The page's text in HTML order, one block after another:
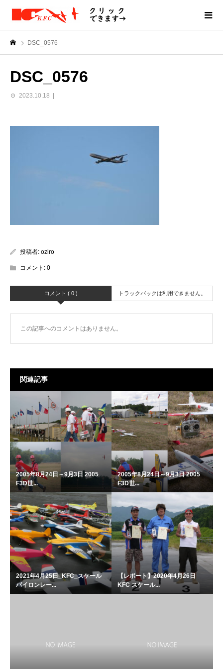
DSC_0576
DSC_0576
2023.10.18
投稿者: oziro
コメント: 0
コメント ( 0 ) トラックバックは利用できません。
この記事へのコメントはありません。
関連記事
2005年8月24日～9月3日 2005
F3D世...
2005年8月24日～9月3日 2005
F3D世...
2021年4月25日_KFC_スケール
パイロンレー...
【レポート】2020年4月26日
KFC スケール...